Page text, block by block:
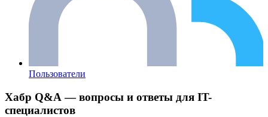
Пользователи
Хабр Q&A — вопросы и ответы для IT-
специалистов